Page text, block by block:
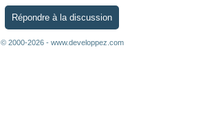
Répondre à la discussion
© 2000-2026 - www.developpez.com